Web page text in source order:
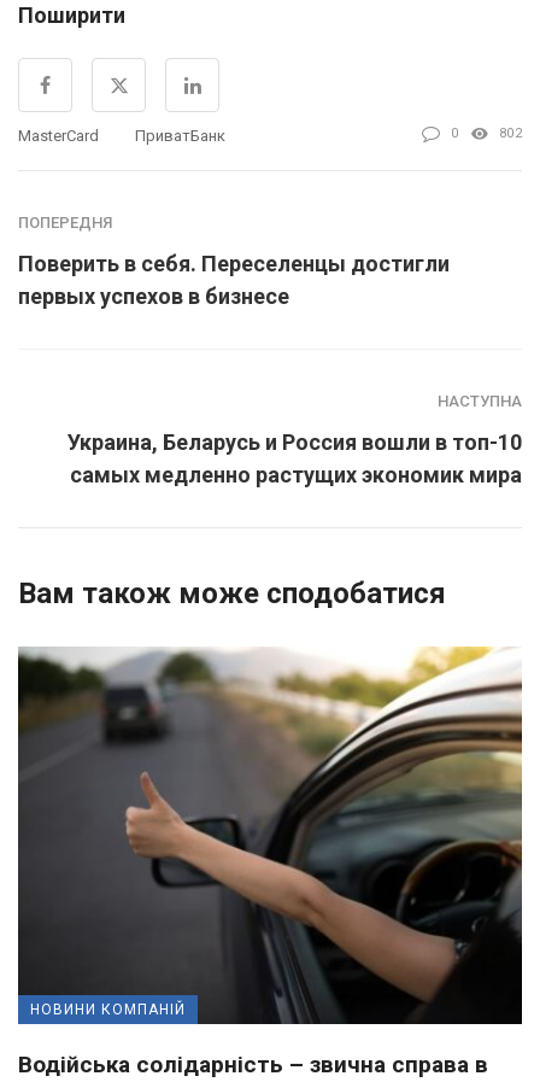
Поширити
MasterCard ПриватБанк 0 802
ПОПЕРЕДНЯ
Поверить в себя. Переселенцы достигли
первых успехов в бизнесе
НАСТУПНА
Украина, Беларусь и Россия вошли в топ-10
самых медленно растущих экономик мира
Вам також може сподобатися
НОВИНИ КОМПАНІЙ
Водійська солідарність – звична справа в